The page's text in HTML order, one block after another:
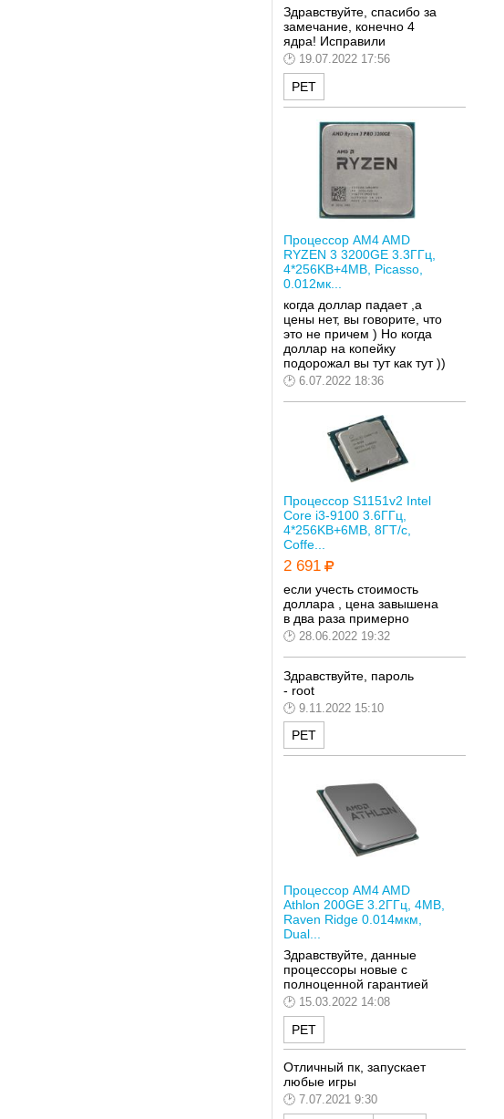
Здравствуйте, спасибо за
замечание, конечно 4
ядра! Исправили
19.07.2022 17:56
РЕТ
Процессор AM4 AMD
RYZEN 3 3200GE 3.3ГГц,
4*256KB+4MB, Picasso,
0.012мк...
когда доллар падает ,а
цены нет, вы говорите, что
это не причем ) Но когда
доллар на копейку
подорожал вы тут как тут ))
6.07.2022 18:36
Процессор S1151v2 Intel
Core i3-9100 3.6ГГц,
4*256KB+6MB, 8ГТ/с,
Coffe...
2 691
если учесть стоимость
доллара , цена завышена
в два раза примерно
28.06.2022 19:32
Здравствуйте, пароль
- root
9.11.2022 15:10
РЕТ
Процессор AM4 AMD
Athlon 200GE 3.2ГГц, 4MB,
Raven Ridge 0.014мкм,
Dual...
Здравствуйте, данные
процессоры новые с
полноценной гарантией
15.03.2022 14:08
РЕТ
Отличный пк, запускает
любые игры
7.07.2021 9:30